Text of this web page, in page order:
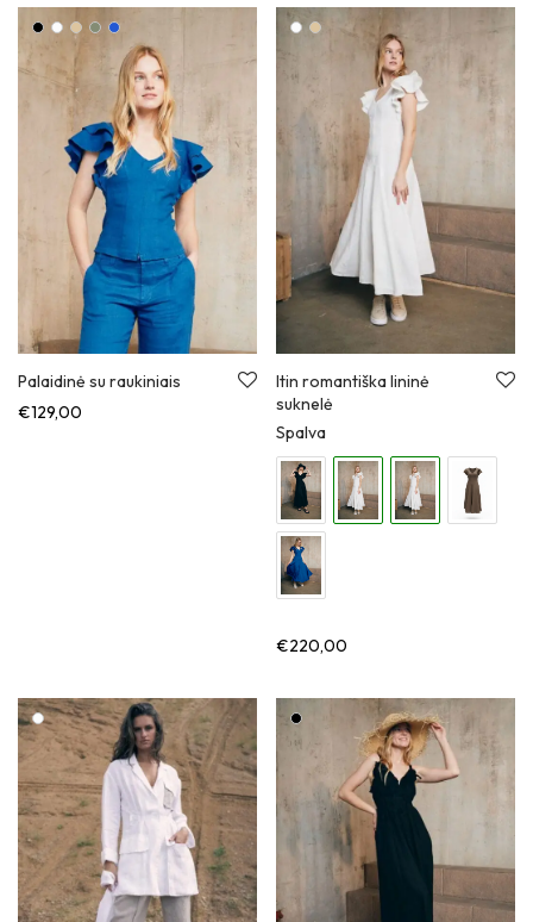
Palaidinė su raukiniais
€129,00
Itin romantiška lininė
suknelė
Spalva
€220,00